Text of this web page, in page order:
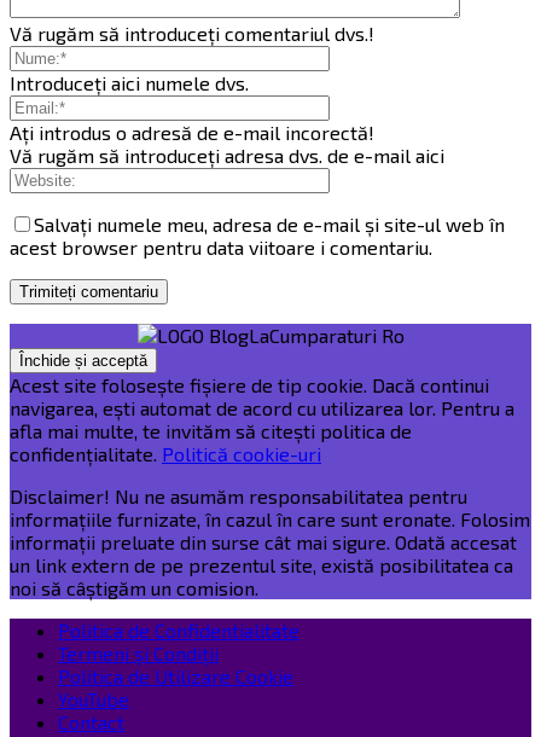
Vă rugăm să introduceți comentariul dvs.!
Introduceți aici numele dvs.
Ați introdus o adresă de e-mail incorectă!
Vă rugăm să introduceți adresa dvs. de e-mail aici
Salvați numele meu, adresa de e-mail și site-ul web în
acest browser pentru data viitoare i comentariu.
Acest site folosește fișiere de tip cookie. Dacă continui
navigarea, ești automat de acord cu utilizarea lor. Pentru a
afla mai multe, te invităm să citești politica de
confidențialitate. Politică cookie-uri
Disclaimer! Nu ne asumăm responsabilitatea pentru
informațiile furnizate, în cazul în care sunt eronate. Folosim
informații preluate din surse cât mai sigure. Odată accesat
un link extern de pe prezentul site, există posibilitatea ca
noi să câștigăm un comision.
Politica de Confidentialitate
Termeni și Condiții
Politica de Utilizare Cookie
YouTube
Contact